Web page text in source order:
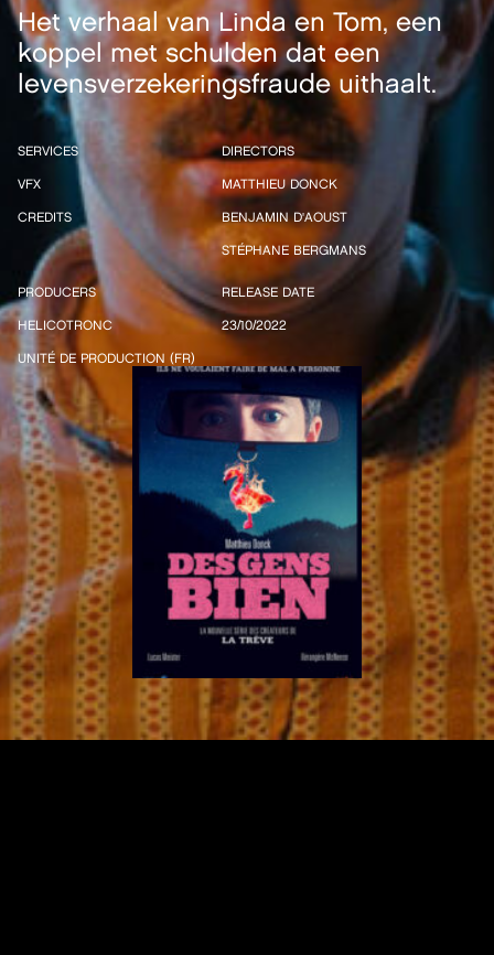
Het verhaal van Linda en Tom, een
koppel met schulden dat een
levensverzekeringsfraude uithaalt.
SERVICES
VFX
CREDITS
DIRECTORS
MATTHIEU DONCK
BENJAMIN D'AOUST
STÉPHANE BERGMANS
PRODUCERS
HELICOTRONC
UNITÉ DE PRODUCTION (FR)
RELEASE DATE
23/10/2022